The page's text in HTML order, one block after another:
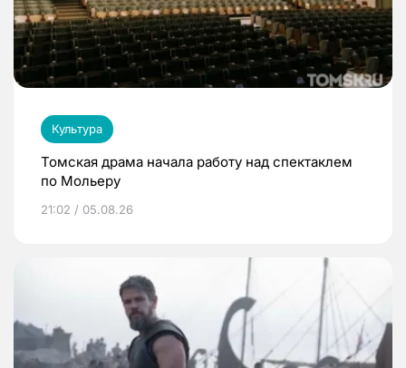
Культура
Томская драма начала работу над спектаклем
по Мольеру
21:02 / 05.08.26